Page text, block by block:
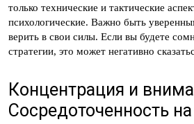
только технические и тактические
психологические. Важно быть
верить в свои силы. Если вы будете
стратегии, это может негативно
Концентрация и
Сосредоточенность